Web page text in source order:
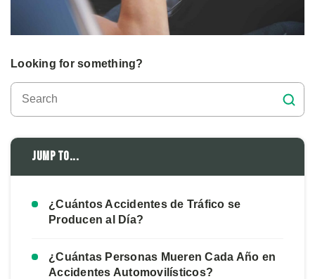
Looking for something?
Jump to...
¿Cuántos Accidentes de Tráfico se
Producen al Día?
¿Cuántas Personas Mueren Cada Año en
Accidentes Automovilísticos?